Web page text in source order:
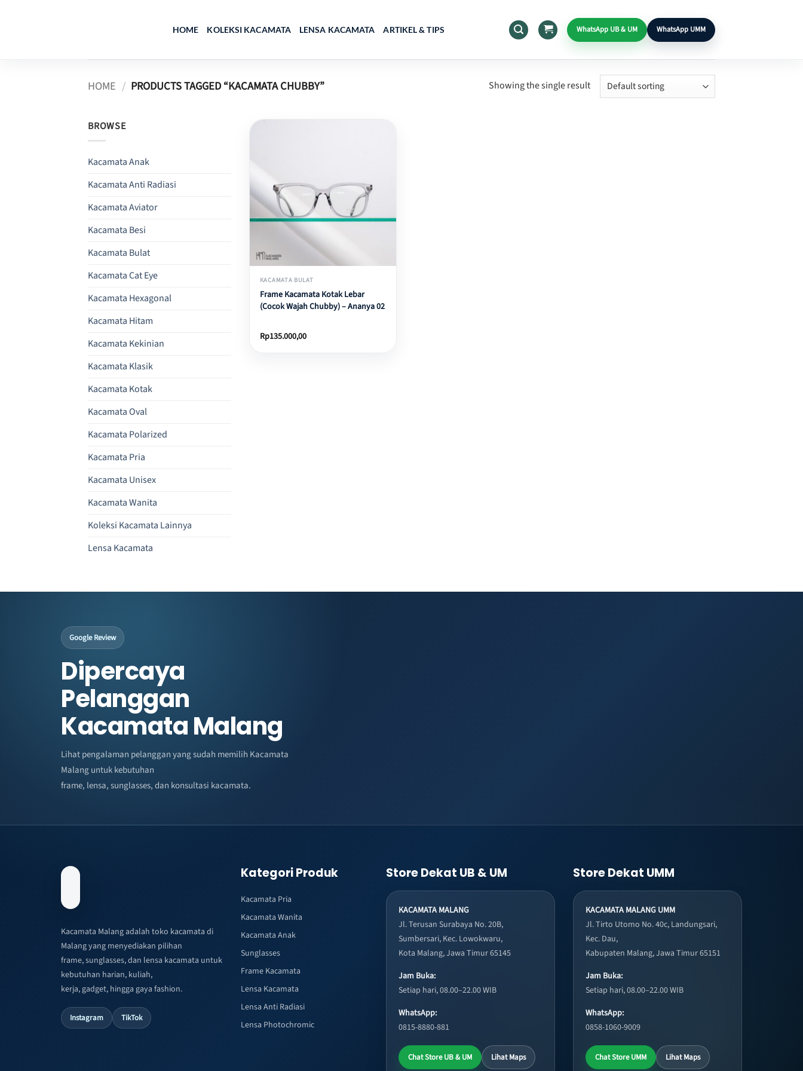
HOME KOLEKSI KACAMATA LENSA KACAMATA ARTIKEL & TIPS WhatsApp UB & UM WhatsApp UMM
HOME / PRODUCTS TAGGED “KACAMATA CHUBBY” Showing the single result
BROWSE
Kacamata Anak
Kacamata Anti Radiasi
Kacamata Aviator
Kacamata Besi
Kacamata Bulat
Kacamata Cat Eye
Kacamata Hexagonal
Kacamata Hitam
Kacamata Kekinian
Kacamata Klasik
Kacamata Kotak
Kacamata Oval
Kacamata Polarized
Kacamata Pria
Kacamata Unisex
Kacamata Wanita
Koleksi Kacamata Lainnya
Lensa Kacamata
KACAMATA BULAT
Frame Kacamata Kotak Lebar
(Cocok Wajah Chubby) – Ananya 02
Rp135.000,00
Google Review
Dipercaya
Pelanggan
Kacamata Malang
Lihat pengalaman pelanggan yang sudah memilih Kacamata
Malang untuk kebutuhan
frame, lensa, sunglasses, dan konsultasi kacamata.
Kacamata Malang adalah toko kacamata di
Malang yang menyediakan pilihan
frame, sunglasses, dan lensa kacamata untuk
kebutuhan harian, kuliah,
kerja, gadget, hingga gaya fashion.
Instagram TikTok
Kategori Produk
Kacamata Pria
Kacamata Wanita
Kacamata Anak
Sunglasses
Frame Kacamata
Lensa Kacamata
Lensa Anti Radiasi
Lensa Photochromic
Store Dekat UB & UM
KACAMATA MALANG
Jl. Terusan Surabaya No. 20B,
Sumbersari, Kec. Lowokwaru,
Kota Malang, Jawa Timur 65145
Jam Buka:
Setiap hari, 08.00–22.00 WIB
WhatsApp:
0815-8880-881
Chat Store UB & UM Lihat Maps
Store Dekat UMM
KACAMATA MALANG UMM
Jl. Tirto Utomo No. 40c, Landungsari,
Kec. Dau,
Kabupaten Malang, Jawa Timur 65151
Jam Buka:
Setiap hari, 08.00–22.00 WIB
WhatsApp:
0858-1060-9009
Chat Store UMM Lihat Maps